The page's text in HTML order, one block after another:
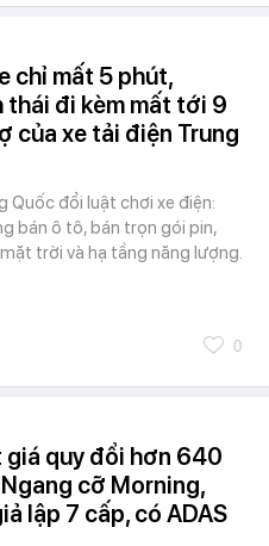
chỉ mất 5 phút,
thái đi kèm mất tới 9
của xe tải điện Trung
Quốc đổi luật chơi xe điện:
bán ô tô, bán trọn gói pin,
trời và hạ tầng năng lượng.
0
giá quy đổi hơn 640
cỡ Morning,
lập 7 cấp, có ADAS